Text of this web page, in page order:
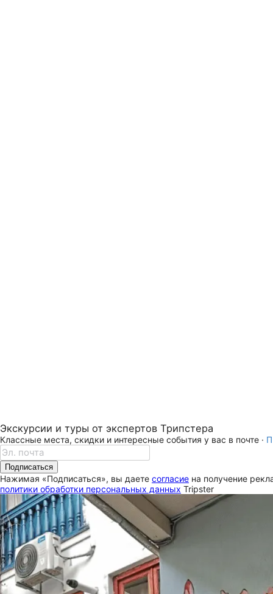
Экскурсии и туры от экспертов Трипстера
Классные места, скидки и интересные события у вас в почте ·
Подписаться
Нажимая «Подписаться», вы даете согласие на получение
политики обработки персональных данных Tripster